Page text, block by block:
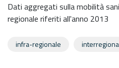
Dati aggregati sulla mobilità
regionale riferiti all'anno 2013
infra-regionale